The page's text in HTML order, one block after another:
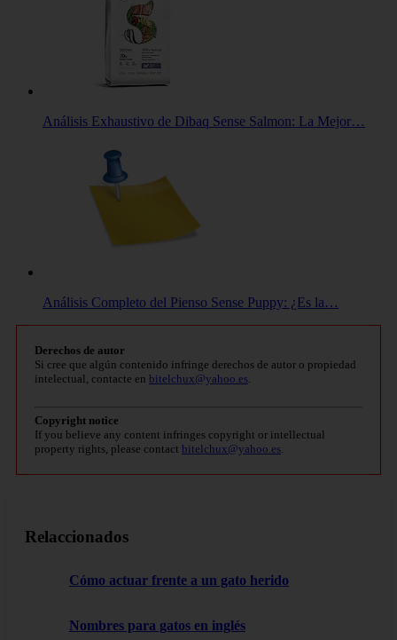
Análisis Exhaustivo de Dibaq Sense Salmon: La Mejor…
Análisis Completo del Pienso Sense Puppy: ¿Es la…
Derechos de autor
Si cree que algún contenido infringe derechos de autor o propiedad
intelectual, contacte en bitelchux@yahoo.es.
Copyright notice
If you believe any content infringes copyright or intellectual
property rights, please contact bitelchux@yahoo.es.
Relaccionados
Cómo actuar frente a un gato herido
Nombres para gatos en inglés